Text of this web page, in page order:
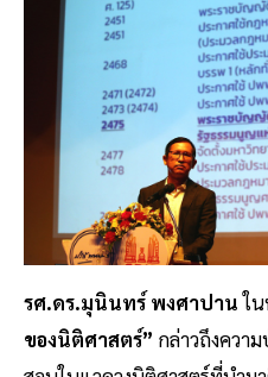
รศ.ดร.มุนินทร์ พงศาปานใ
ของนิติศาสตร์” กล่าวถึงควา